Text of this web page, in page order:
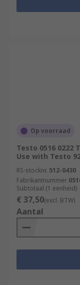
Op voorraad
Testo 0516 0222
Use with Testo
RS-stocknr. 512-0430
Fabrikantnummer
Subtotaal (1 eenheid)
€ 37,50(excl. BTW)
Aantal